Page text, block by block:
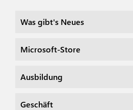
Was gibt's Neues
Microsoft-Store
Ausbildung
Geschäft